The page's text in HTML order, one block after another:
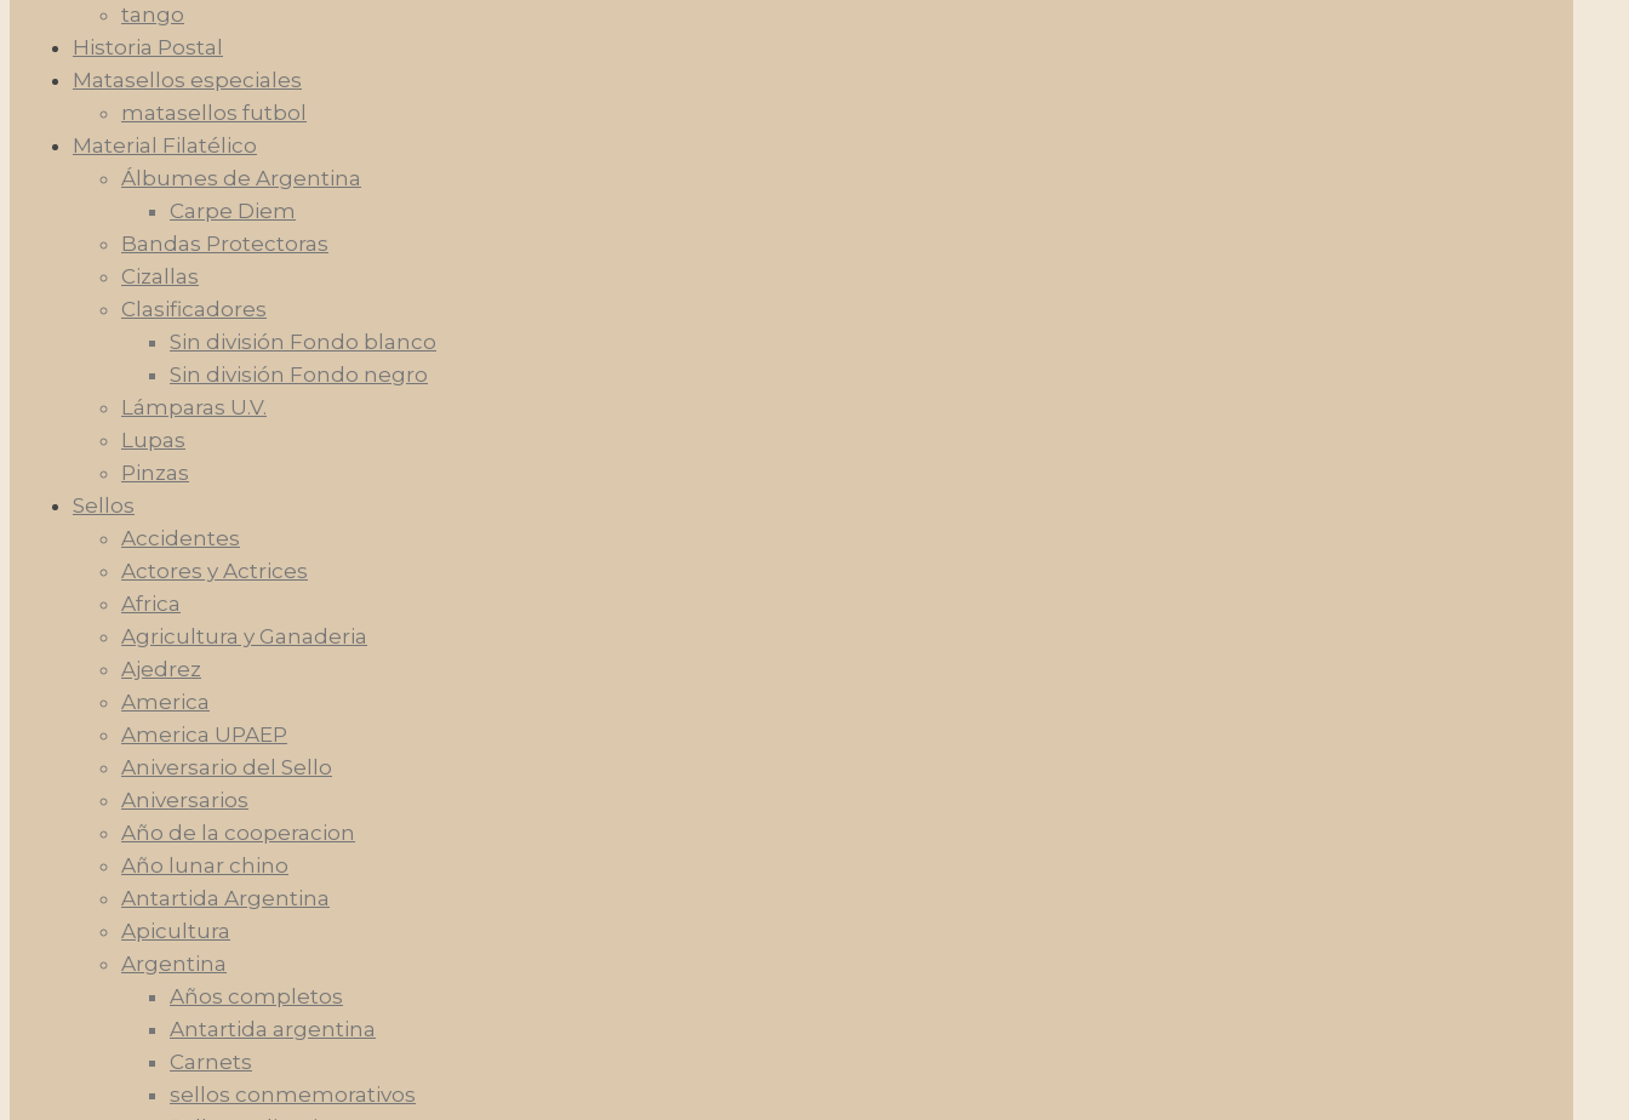
tango
Historia Postal
Matasellos especiales
matasellos futbol
Material Filatélico
Álbumes de Argentina
Carpe Diem
Bandas Protectoras
Cizallas
Clasificadores
Sin división Fondo blanco
Sin división Fondo negro
Lámparas U.V.
Lupas
Pinzas
Sellos
Accidentes
Actores y Actrices
Africa
Agricultura y Ganaderia
Ajedrez
America
America UPAEP
Aniversario del Sello
Aniversarios
Año de la cooperacion
Año lunar chino
Antartida Argentina
Apicultura
Argentina
Años completos
Antartida argentina
Carnets
sellos conmemorativos